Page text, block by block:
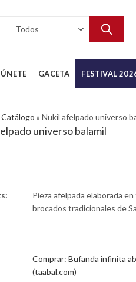
ÚNETE GACETA FESTIVAL
Catálogo » Nukil afelpado universo
universo balamil
Pieza afelpada elaborada
brocados tradicionales de
Comprar: Bufanda infinita
(taabal.com)